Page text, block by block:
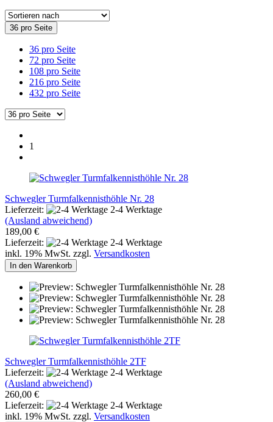
36 pro Seite
36 pro Seite
72 pro Seite
108 pro Seite
216 pro Seite
432 pro Seite
1
Schwegler Turmfalkennisthöhle Nr. 28
Lieferzeit:
2-4 Werktage
(Ausland abweichend)
189,00 €
Lieferzeit:
2-4 Werktage
inkl. 19% MwSt. zzgl. Versandkosten
In den Warenkorb
Schwegler Turmfalkennisthöhle 2TF
Lieferzeit:
2-4 Werktage
(Ausland abweichend)
260,00 €
Lieferzeit:
2-4 Werktage
inkl. 19% MwSt. zzgl. Versandkosten